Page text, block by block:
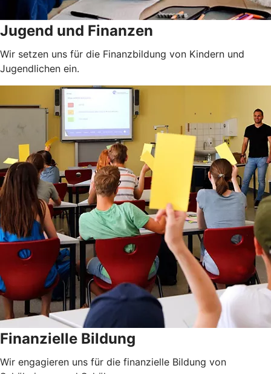
Jugend und Finanzen
Wir setzen uns für die Finanzbildung von Kindern und
Jugendlichen ein.
Finanzielle Bildung
Wir engagieren uns für die finanzielle Bildung von